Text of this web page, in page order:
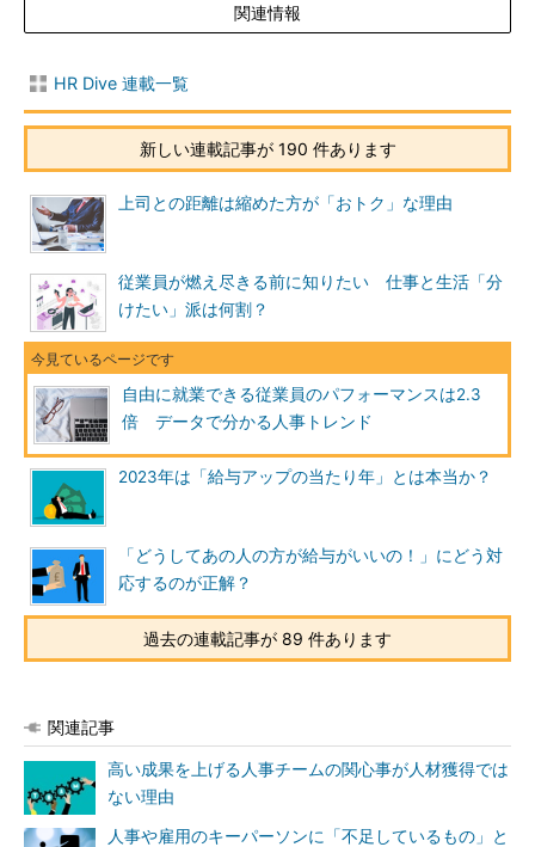
関連情報
HR Dive 連載一覧
新しい連載記事が 190 件あります
上司との距離は縮めた方が「おトク」な理由
従業員が燃え尽きる前に知りたい 仕事と生活「分
けたい」派は何割？
自由に就業できる従業員のパフォーマンスは2.3
倍 データで分かる人事トレンド
2023年は「給与アップの当たり年」とは本当か？
「どうしてあの人の方が給与がいいの！」にどう対
応するのが正解？
過去の連載記事が 89 件あります
関連記事
高い成果を上げる人事チームの関心事が人材獲得では
ない理由
人事や雇用のキーパーソンに「不足しているもの」と